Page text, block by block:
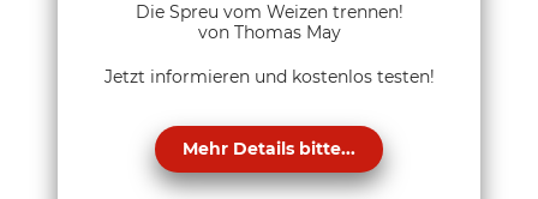
Die Spreu vom Weizen trennen!
von Thomas May
Jetzt informieren und kostenlos testen!
Mehr Details bitte...